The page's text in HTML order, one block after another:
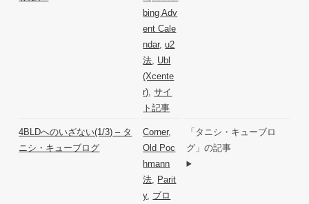
bing Adv
ent Cale
ndar,u2
法, Ubl
(Xcente
r),サイ
ト記事
4BLDへのいざない(1/3) – タ
ニシ・キューブログ
Corner,
Old Poc
hmann
法, Parit
y, ブロ
「タニシ・キューブロ
グ」の記事